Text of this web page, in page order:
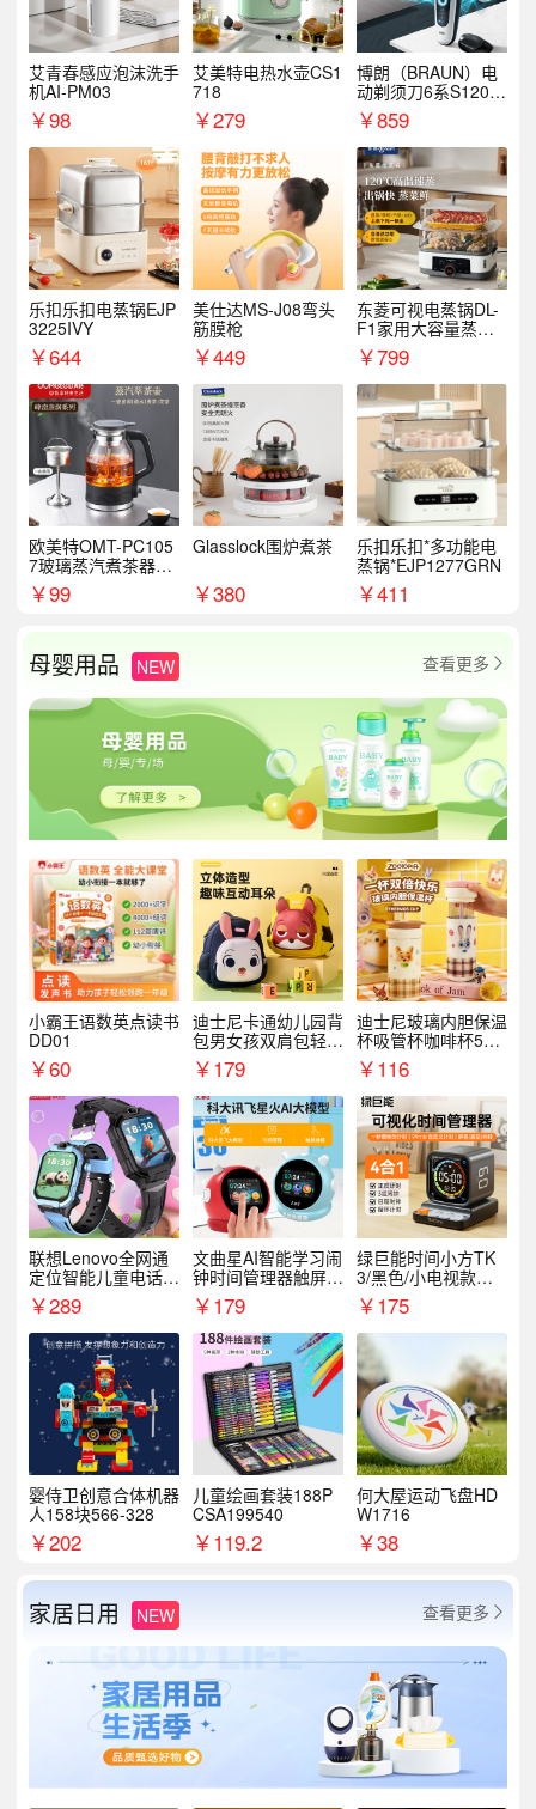
艾青春感应泡沫洗手
机AI-PM03
￥98
艾美特电热水壶CS1
718
￥279
博朗（BRAUN）电
动剃须刀6系S1200
S￥859
乐扣乐扣电蒸锅EJP
3225IVY
￥644
美仕达MS-J08弯头
筋膜枪
￥449
东菱可视电蒸锅DL-
F1家用大容量蒸炖
锅
￥799
欧美特OMT-PC105
7玻璃蒸汽煮茶器黑
茶泡茶具茶壶花茶壶
￥99
Glasslock围炉煮茶
￥380
乐扣乐扣*多功能电
蒸锅*EJP1277GRN
￥411
母婴用品 NEW 查看更多 
小霸王语数英点读书
DD01
￥60
迪士尼卡通幼儿园背
包男女孩双肩包轻便
可爱小背包B20107
￥179
迪士尼玻璃内胆保温
杯吸管杯咖啡杯530
MLH15135
￥116
联想Lenovo全网通
定位智能儿童电话手
表A1
￥289
文曲星AI智能学习闹
钟时间管理器触屏N
1pro
￥179
绿巨能时间小方TK
3/黑色/小电视款【T
K3】
￥175
婴侍卫创意合体机器
人158块566-328
￥202
儿童绘画套装188P
CSA199540
￥119.2
何大屋运动飞盘HD
W1716
￥38
家居日用 NEW 查看更多 